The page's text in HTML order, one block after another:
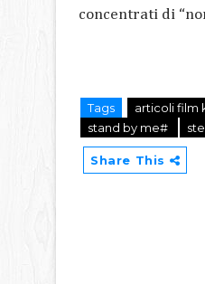
concentrati di
Tags articoli film
stand by me#
Share This